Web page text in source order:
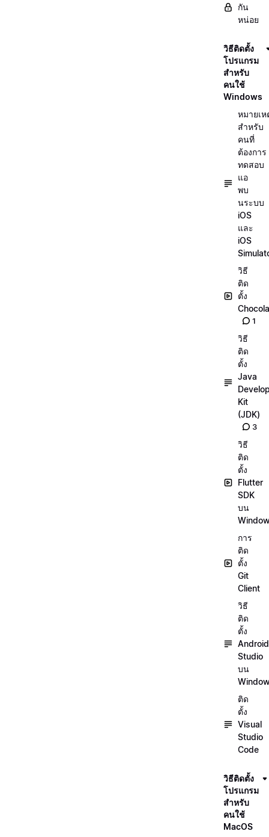
กัน
หน่อย
วิธีติดตั้ง
โปรแกรม
สำหรับ
คนใช้
Windows
หมายเห
สำหรับ
คนที่
ต้องการ
ทดสอบ
แอ
พบ
นระบบ
iOS
และ
iOS
วิธี
ติด
ตั้ง
1
วิธี
ติด
ตั้ง
Java
Kit
(JDK)
3
วิธี
ติด
ตั้ง
Flutter
SDK
บน
การ
ติด
ตั้ง
Git
Client
วิธี
ติด
ตั้ง
Android
Studio
บน
ติด
ตั้ง
Visual
Studio
Code
วิธีติดตั้ง
โปรแกรม
สำหรับ
คนใช้
MacOS